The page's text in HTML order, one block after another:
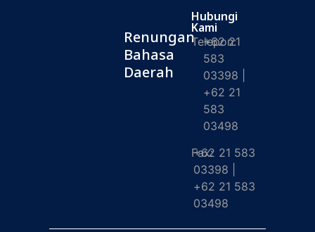
Renungan
Bahasa
Daerah
Hubungi
Kami
Telepon:
+62 21
583
03398 |
+62 21
583
03498
Fax:
+62 21 583
03398 |
+62 21 583
03498